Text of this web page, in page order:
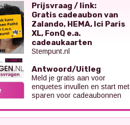
Prijsvraag / link:
Gratis cadeaubon van
Zalando, HEMA, Ici Paris
XL, FonQ e.a.
cadeaukaarten
Stempunt.nl
Antwoord/Uitleg
Meld je gratis aan voor
enquetes invullen en start met
sparen voor cadeaubonnen